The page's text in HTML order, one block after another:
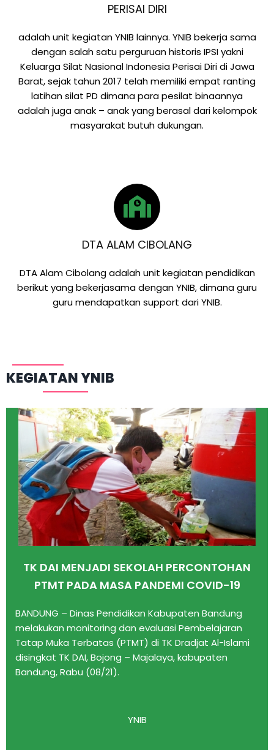
PERISAI DIRI
adalah unit kegiatan YNIB lainnya. YNIB bekerja sama
dengan salah satu perguruan historis IPSI yakni
Keluarga Silat Nasional Indonesia Perisai Diri di Jawa
Barat, sejak tahun 2017 telah memiliki empat ranting
latihan silat PD dimana para pesilat binaannya
adalah juga anak – anak yang berasal dari kelompok
masyarakat butuh dukungan.
DTA ALAM CIBOLANG
DTA Alam Cibolang adalah unit kegiatan pendidikan
berikut yang bekerjasama dengan YNIB, dimana guru
guru mendapatkan support dari YNIB.
KEGIATAN YNIB
TK DAI MENJADI SEKOLAH PERCONTOHAN
PTMT PADA MASA PANDEMI COVID-19
BANDUNG – Dinas Pendidikan Kabupaten Bandung
melakukan monitoring dan evaluasi Pembelajaran
Tatap Muka Terbatas (PTMT) di TK Dradjat Al-Islami
disingkat TK DAI, Bojong – Majalaya, kabupaten
Bandung, Rabu (08/21).
YNIB